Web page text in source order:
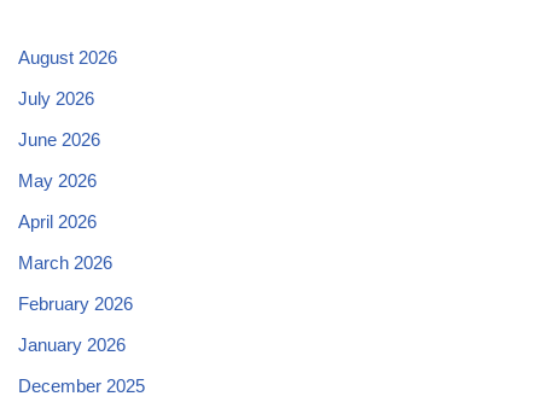
August 2026
July 2026
June 2026
May 2026
April 2026
March 2026
February 2026
January 2026
December 2025